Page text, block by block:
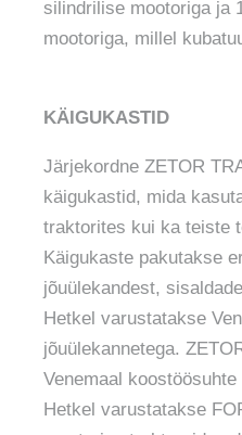
silindrilise mootoriga ja
mootoriga, millel
KÄIGUKASTID
Järjekordne ZETOR
käigukastid, mida
traktorites kui ka teiste
Käigukaste pakutakse
jõuülekandest,
Hetkel varustatakse
jõuülekannetega.
Venemaal
Hetkel varustatakse